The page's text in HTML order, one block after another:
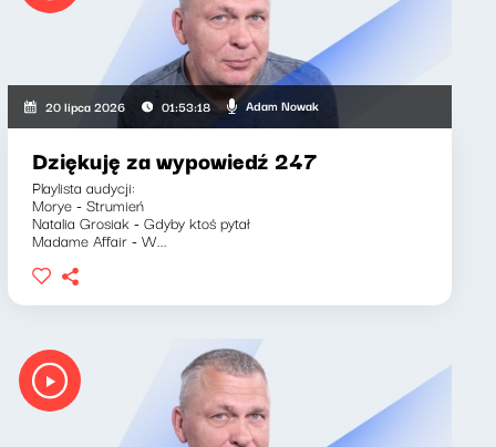
20 lipca 2026 01:53:18 Adam Nowak
Dziękuję za wypowiedź 247
Playlista audycji:
Morye - Strumień
Natalia Grosiak - Gdyby ktoś pytał
Madame Affair - W...